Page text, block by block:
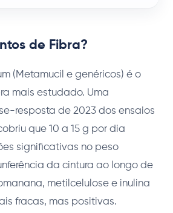
de Fibra?
(Metamucil e genéricos) é o
mais estudado. Uma
resposta de 2023 dos ensaios
que 10 a 15 g por dia
significativas no peso
da cintura ao longo de
metilcelulose e inulina
fracas, mas positivas.